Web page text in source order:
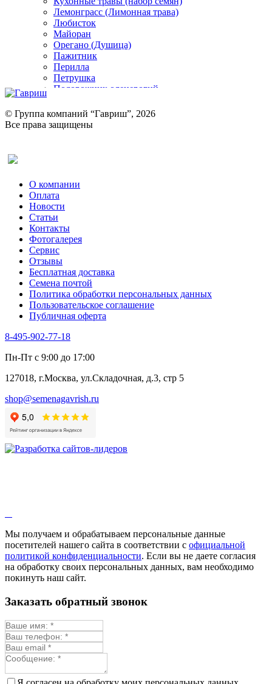
Лемонграсс (Лимонная трава)
Любисток
Майоран
Орегано (Душица)
Пажитник
Перилла
Петрушка
Подорожник оленерогий
Ревень
Рукола
Рута
Тмин
Трава для чая
Туласи
Укроп
Фенхель пряный
Хризантема овощная
Цикорий пряный
Цикорий салатный (Витлуф)
Черемша
Шпинат
Щавель
Эндивий
Эстрагон
Алтей
Анис
Бессмертник
Валериана
Валерианелла
Гибискус лекарственный
Девясил
Душица
Змееголовник
Мыльнянка
Мята
Овсяный корень
Огуречная трава
Пустырник
Репешок
Синюха
Смесь лекарственных
Стевия
© Группа компаний “Гавриш”, 2026
Все права защищены
О компании
Оплата
Новости
Статьи
Контакты
Фотогалерея​
Сервис
Отзывы
Бесплатная доставка
Семена почтой
Политика обработки персональных данных
Пользовательское соглашение
Публичная оферта
8-495-902-77-18
Пн-Пт с 9:00 до 17:00
127018, г.Москва, ул.Складочная, д.3, стр 5
shop@semenagavrish.ru
Мы получаем и обрабатываем персональные данные
посетителей нашего сайта в соответствии с официальной
политикой конфиденциальности. Если вы не даете согласия
на обработку своих персональных данных, вам необходимо
покинуть наш сайт.
Заказать обратный звонок